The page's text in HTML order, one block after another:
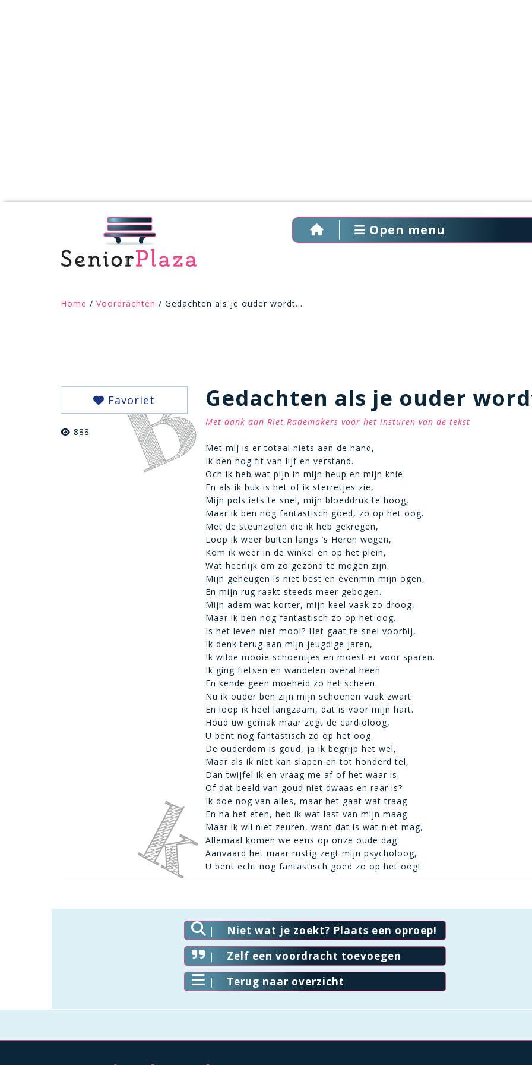
Open menu
Home / Voordrachten / Gedachten als je ouder wordt…
Favoriet
888
Gedachten als je ouder
Met dank aan Riet Rademakers voor het insturen van de tekst
Met mij is er totaal niets aan de hand,
Ik ben nog fit van lijf en verstand.
Och ik heb wat pijn in mijn heup en mijn knie
En als ik buk is het of ik sterretjes zie,
Mijn pols iets te snel, mijn bloeddruk te hoog,
Maar ik ben nog fantastisch goed, zo op het oog.
Met de steunzolen die ik heb gekregen,
Loop ik weer buiten langs ’s Heren wegen,
Kom ik weer in de winkel en op het plein,
Wat heerlijk om zo gezond te mogen zijn.
Mijn geheugen is niet best en evenmin mijn ogen,
En mijn rug raakt steeds meer gebogen.
Mijn adem wat korter, mijn keel vaak zo droog,
Maar ik ben nog fantastisch zo op het oog.
Is het leven niet mooi? Het gaat te snel voorbij,
Ik denk terug aan mijn jeugdige jaren,
Ik wilde mooie schoentjes en moest er voor sparen.
Ik ging fietsen en wandelen overal heen
En kende geen moeheid zo het scheen.
Nu ik ouder ben zijn mijn schoenen vaak zwart
En loop ik heel langzaam, dat is voor mijn hart.
Houd uw gemak maar zegt de cardioloog,
U bent nog fantastisch zo op het oog.
De ouderdom is goud, ja ik begrijp het wel,
Maar als ik niet kan slapen en tot honderd tel,
Dan twijfel ik en vraag me af of het waar is,
Of dat beeld van goud niet dwaas en raar is?
Ik doe nog van alles, maar het gaat wat traag
En na het eten, heb ik wat last van mijn maag.
Maar ik wil niet zeuren, want dat is wat niet mag,
Allemaal komen we eens op onze oude dag.
Aanvaard het maar rustig zegt mijn psycholoog,
U bent echt nog fantastisch goed zo op het oog!
Niet wat je zoekt? Plaats een oproep!
Zelf een voordracht toevoegen
Terug naar overzicht